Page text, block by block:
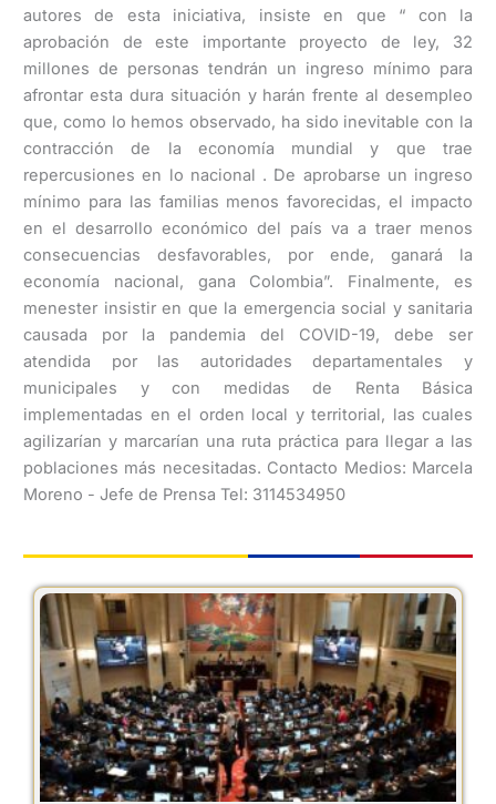
autores de esta iniciativa, insiste en que “ con la
aprobación de este importante proyecto de ley, 32
millones de personas tendrán un ingreso mínimo para
afrontar esta dura situación y harán frente al desempleo
que, como lo hemos observado, ha sido inevitable con la
contracción de la economía mundial y que trae
repercusiones en lo nacional . De aprobarse un ingreso
mínimo para las familias menos favorecidas, el impacto
en el desarrollo económico del país va a traer menos
consecuencias desfavorables, por ende, ganará la
economía nacional, gana Colombia”. Finalmente, es
menester insistir en que la emergencia social y sanitaria
causada por la pandemia del COVID-19, debe ser
atendida por las autoridades departamentales y
municipales y con medidas de Renta Básica
implementadas en el orden local y territorial, las cuales
agilizarían y marcarían una ruta práctica para llegar a las
poblaciones más necesitadas. Contacto Medios: Marcela
Moreno - Jefe de Prensa Tel: 3114534950